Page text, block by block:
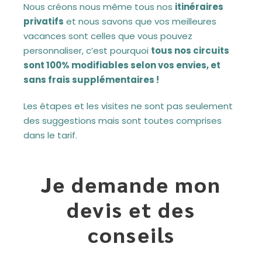
Nous créons nous même tous nos itinéraires
privatifs et nous savons que vos meilleures
vacances sont celles que vous pouvez
personnaliser, c’est pourquoi tous nos circuits
sont 100% modifiables selon vos envies, et
sans frais supplémentaires !
Les étapes et les visites ne sont pas seulement
des suggestions mais sont toutes comprises
dans le tarif.
Je demande mon
devis et des
conseils